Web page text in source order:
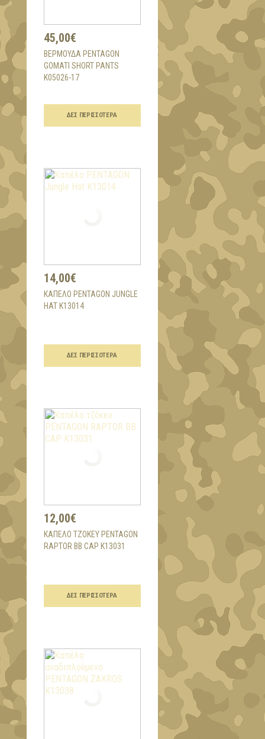
45,00€
ΒΕΡΜΟΎΔΑ PENTAGON
GOMATI SHORT PANTS
K05026-17
ΔΕΣ ΠΕΡΙΣΣΌΤΕΡΑ
14,00€
ΚΑΠΈΛΟ PENTAGON JUNGLE
HAT K13014
ΔΕΣ ΠΕΡΙΣΣΌΤΕΡΑ
12,00€
ΚΑΠΈΛΟ ΤΖΌΚΕΥ PENTAGON
RAPTOR BB CAP K13031
ΔΕΣ ΠΕΡΙΣΣΌΤΕΡΑ